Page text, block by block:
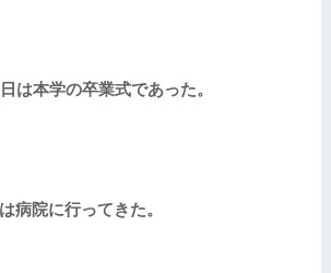
は本学の卒業式であった。
病院に行ってきた。